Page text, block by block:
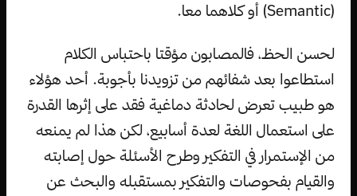
(Semantic) أو كلاهما معا.
لحسن الحظ، فالمصابون مؤقتا باحتباس الكلام
استطاعوا بعد شفائهم من تزويدنا بأجوبة. أحد هؤلاء
هو طبيب تعرض لحادثة دماغية فقد على إثرها القدرة
على استعمال اللغة لعدة أسابيع، لكن هذا لم يمنعه
من الإستمرار في التفكير وطرح الأسئلة حول إصابته
والقيام بفحوصات والتفكير بمستقبله والبحث عن